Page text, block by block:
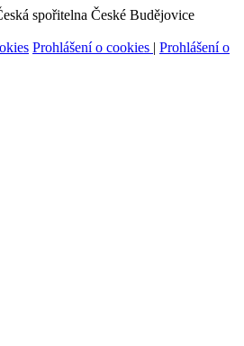
spořitelna České Budějovice
Prohlášení o cookies | Prohlášení o